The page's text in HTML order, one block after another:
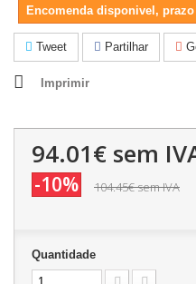
Encomenda disponivel,
Tweet Partilhar
Imprimir
94.01€ sem
-10% 104.45€sem IVA
Quantidade